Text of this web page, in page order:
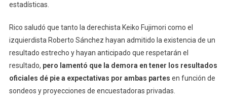
estadísticas.
Rico saludó que tanto la derechista Keiko Fujimori como el
izquierdista Roberto Sánchez hayan admitido la existencia de un
resultado estrecho y hayan anticipado que respetarán el
resultado, pero lamentó que la demora en tener los resultados
oficiales dé pie a expectativas por ambas partes en función de
sondeos y proyecciones de encuestadoras privadas.